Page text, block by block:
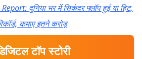
दुनिया भर में सिकंदर फ्लॉप हुई या हिट,
कमाए इतने करोड़
टॉप स्टोरी